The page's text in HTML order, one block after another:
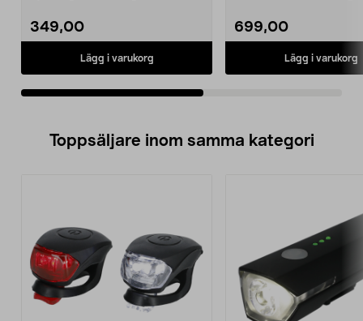
349,00
Lägg i varukorg
699,00
Lägg i varukorg
Toppsäljare inom samma kategori